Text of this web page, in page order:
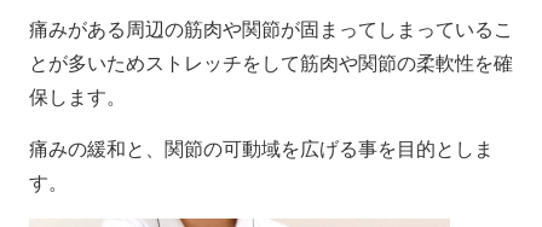
痛みがある周辺の筋肉や関節が固まってしまっているこ
とが多いためストレッチをして筋肉や関節の柔軟性を確
保します。
痛みの緩和と、関節の可動域を広げる事を目的としま
す。